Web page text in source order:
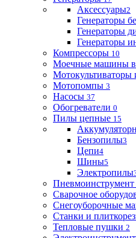
Аксессуары2
Генераторы
Генераторы
Генераторы
Компрессоры 10
Моечные машины
Мотокультиваторы
Мотопомпы 3
Насосы 37
Обогреватели 0
Пилы цепные 15
Бензопилы3
Цепи4
Шины5
Электропилы
Пневмоинструмент
Сварочное
Снегоуборочные
Станки и
Тепловые пушки 2